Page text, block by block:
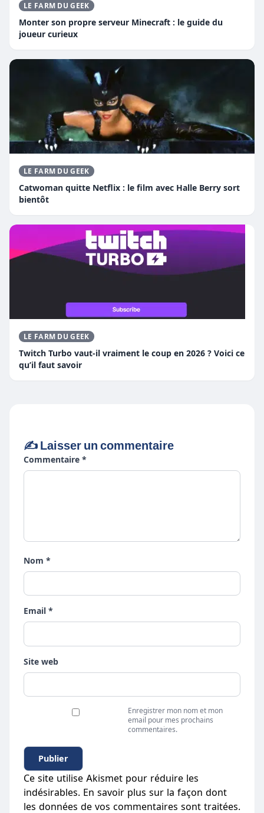
LE FARM DU GEEK
Monter son propre serveur Minecraft : le guide du
joueur curieux
LE FARM DU GEEK
Catwoman quitte Netflix : le film avec Halle Berry sort
bientôt
LE FARM DU GEEK
Twitch Turbo vaut-il vraiment le coup en 2026 ? Voici ce
qu’il faut savoir
✍️ Laisser un commentaire
Commentaire *
Nom *
Email *
Site web
Enregistrer mon nom et mon
email pour mes prochains
commentaires.
Ce site utilise Akismet pour réduire les
indésirables. En savoir plus sur la façon dont
les données de vos commentaires sont traitées.